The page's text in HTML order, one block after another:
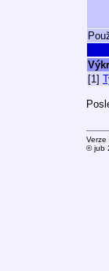
[1]
Verze
© jub